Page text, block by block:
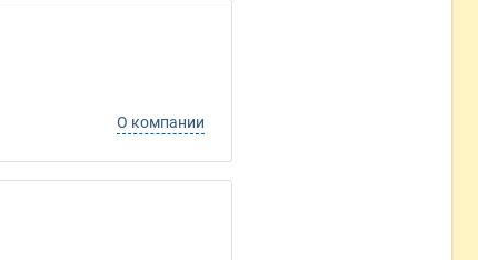
О компании